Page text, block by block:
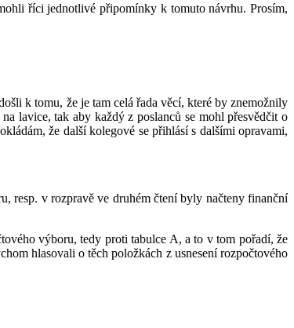
říci jednotlivé připomínky k tomuto návrhu. Prosím,
k tomu, že je tam celá řada věcí, které by znemožnily
lavice, tak aby každý z poslanců se mohl přesvědčit o
že další kolegové se přihlásí s dalšími opravami,
resp. v rozpravě ve druhém čtení byly načteny finanční
výboru, tedy proti tabulce A, a to v tom pořadí, že
hlasovali o těch položkách z usnesení rozpočtového